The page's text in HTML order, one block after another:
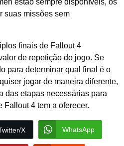
estão sempre disponíveis, os
suas missões sem
finais de Fallout 4
de repetição do jogo. Se
para determinar qual final é o
jogar de maneira diferente,
das etapas necessárias para
Fallout 4 tem a oferecer.
X WhatsApp